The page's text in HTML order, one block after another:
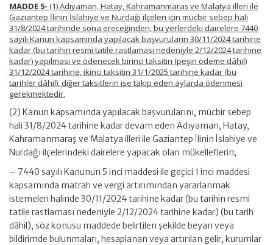
MADDE 5- (1) Adıyaman, Hatay, Kahramanmaraş ve Malatya illeri ile
Gaziantep İlinin İslahiye ve Nurdağı ilçeleri için mücbir sebep hali
31/8/2024 tarihinde sona ereceğinden, bu yerlerdeki dairelere 7440
sayılı Kanun kapsamında yapılacak başvuruların 30/11/2024 tarihine
kadar (bu tarihin resmi tatile rastlaması nedeniyle 2/12/2024 tarihine
kadar) yapılması ve ödenecek birinci taksitin (peşin ödeme dâhil)
31/12/2024 tarihine, ikinci taksitin 31/1/2025 tarihine kadar (bu
tarihler dâhil), diğer taksitlerin ise takip eden aylarda ödenmesi
gerekmektedir.
(2) Kanun kapsamında yapılacak başvurularını, mücbir sebep
hali 31/8/2024 tarihine kadar devam eden Adıyaman, Hatay,
Kahramanmaraş ve Malatya illeri ile Gaziantep İlinin İslahiye ve
Nurdağı ilçelerindeki dairelere yapacak olan mükelleflerin;
– 7440 sayılı Kanunun 5 inci maddesi ile geçici 1 inci maddesi
kapsamında matrah ve vergi artırımından yararlanmak
istemeleri halinde 30/11/2024 tarihine kadar (bu tarihin resmi
tatile rastlaması nedeniyle 2/12/2024 tarihine kadar) (bu tarih
dâhil), söz konusu maddede belirtilen şekilde beyan veya
bildirimde bulunmaları, hesaplanan veya artırılan gelir, kurumlar